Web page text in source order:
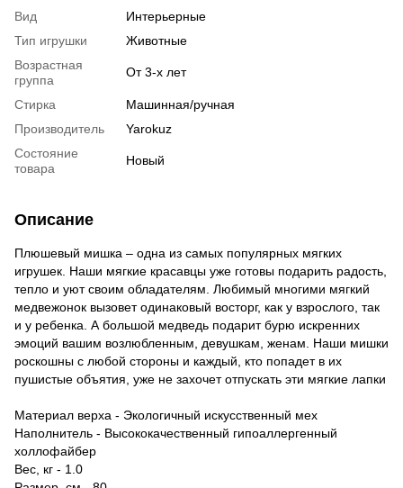
Вид
Интерьерные
Тип игрушки
Животные
Возрастная
группа
От 3-х лет
Стирка
Машинная/ручная
Производитель
Yarokuz
Состояние
товара
Новый
Описание
Плюшевый мишка – одна из самых популярных мягких
игрушек. Наши мягкие красавцы уже готовы подарить радость,
тепло и уют своим обладателям. Любимый многими мягкий
медвежонок вызовет одинаковый восторг, как у взрослого, так
и у ребенка. А большой медведь подарит бурю искренних
эмоций вашим возлюбленным, девушкам, женам. Наши мишки
роскошны с любой стороны и каждый, кто попадет в их
пушистые объятия, уже не захочет отпускать эти мягкие лапки
Материал верха - Экологичный искусственный мех
Наполнитель - Высококачественный гипоаллергенный
холлофайбер
Вес, кг - 1.0